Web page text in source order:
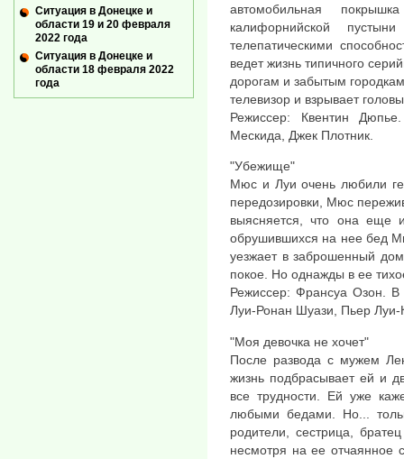
автомобильная
калифорнийской
телепатическими
ведет жизнь типичного
дорогам и забытым
телевизор и взрывает
Режиссер: Квентин
Мескида, Джек Плотник.
"Убежище"
Мюс и Луи очень любили
передозировки, Мюс
выясняется, что она еще
обрушившихся на нее бед
уезжает в заброшенный
покое. Но однажды в ее
Режиссер: Франсуа Озон.
Луи-Ронан Шуази, Пьер Луи-
"Моя девочка не хочет"
После развода с мужем
жизнь подбрасывает ей и
все трудности. Ей уже
любыми бедами. Но...
родители, сестрица,
несмотря на ее отчаянное
Ситуация в Донецке и
области 19 и 20 февраля
2022 года
Ситуация в Донецке и
области 18 февраля 2022
года